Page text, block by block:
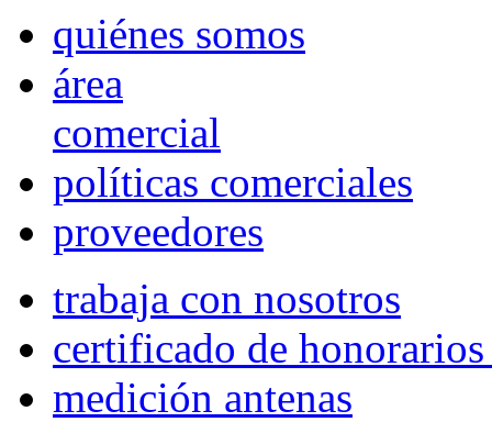
quiénes somos
área
comercial
políticas comerciales
proveedores
trabaja con nosotros
certificado de
medición antenas